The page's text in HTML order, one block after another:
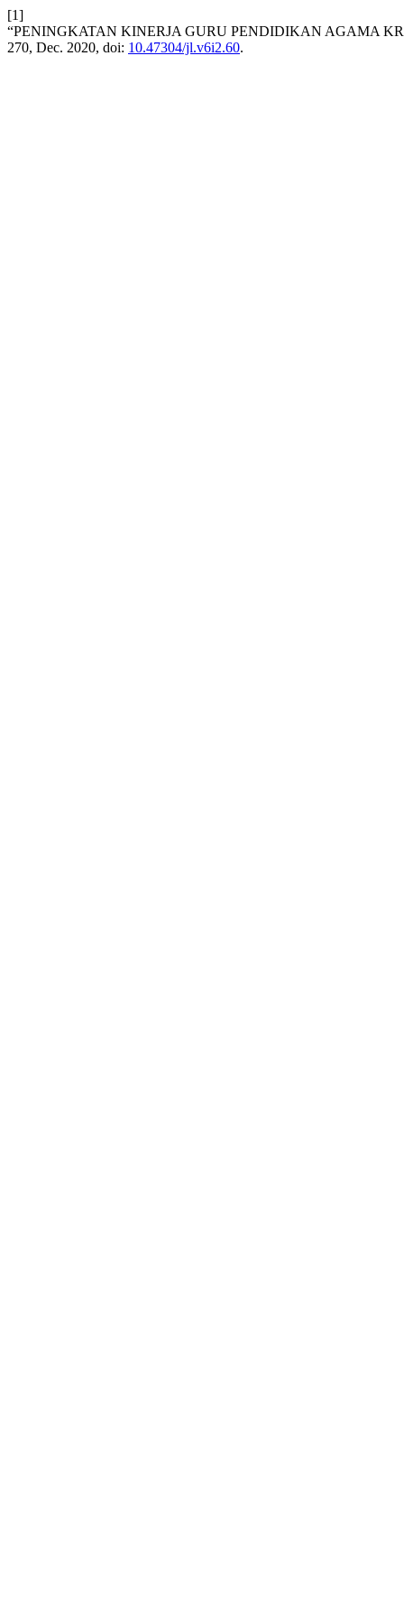
[1]
“PENINGKATAN KINERJA GURU PENDIDIKAN AGAMA
270, Dec. 2020, doi: 10.47304/jl.v6i2.60.